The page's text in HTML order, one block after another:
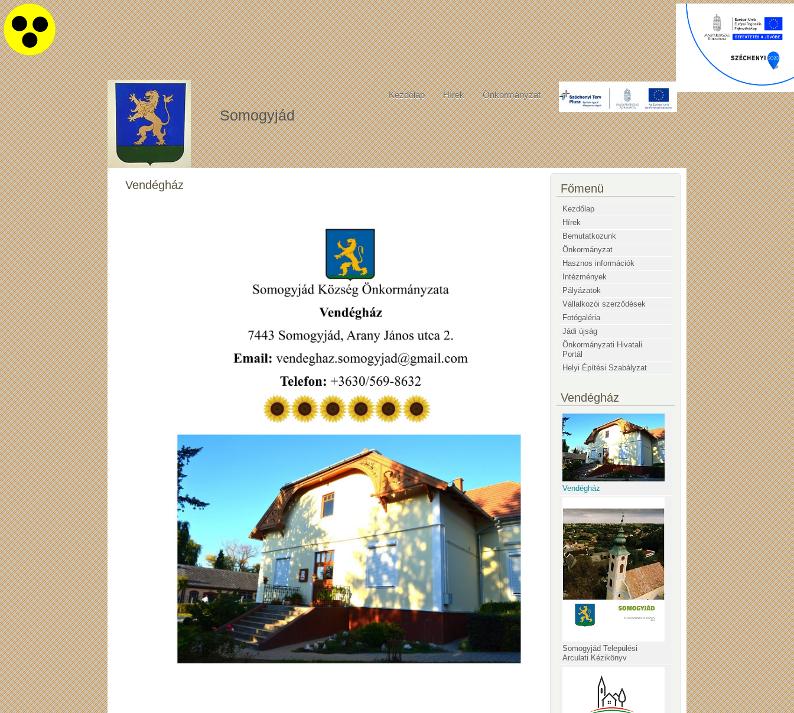
Kezdőlap Hírek Önkormányzat
Somogyjád
Főmenü
Kezdőlap
Hírek
Bemutatkozunk
Önkormányzat
Hasznos információk
Intézmények
Pályázatok
Vállalkozói szerződések
Fotógaléria
Jádi újság
Önkormányzati Hivatali
Portál
Helyi Építési Szabályzat
Vendégház
Vendégház
Somogyjád Települési
Arculati Kézikönyv
Vendégház